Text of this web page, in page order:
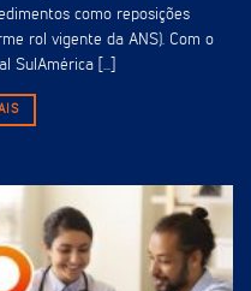
como reposições
rol vigente da ANS). Com o
SulAmérica [...]